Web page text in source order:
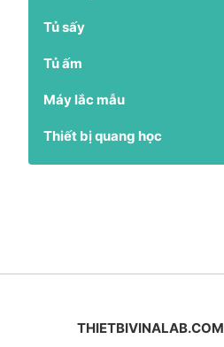
Tủ sấy
Tủ ấm
Máy lắc mẫu
Thiết bị quang học
THIETBIVINALAB.COM